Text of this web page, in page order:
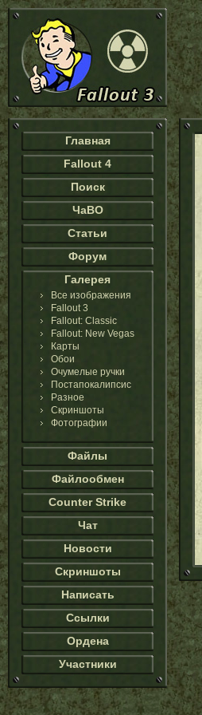
Главная
Fallout 4
Поиск
ЧаВО
Статьи
Форум
Галерея
Все изображения
Fallout 3
Fallout: Classic
Fallout: New Vegas
Карты
Обои
Очумелые ручки
Постапокалипсис
Разное
Скриншоты
Фотографии
Файлы
Файлообмен
Counter Strike
Чат
Новости
Скриншоты
Написать
Ссылки
Ордена
Участники